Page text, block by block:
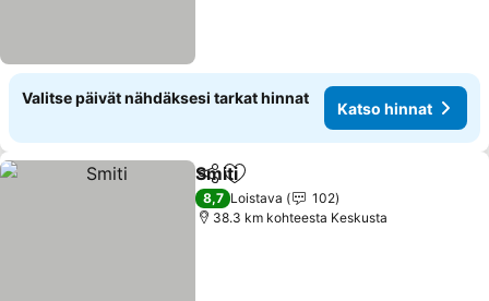
Valitse päivät nähdäksesi tarkat hinnat
Katso hinnat
Jaa Lisää suosikkeihin
Smiti
8,7 Loistava
102
38.3 km kohteesta Keskusta